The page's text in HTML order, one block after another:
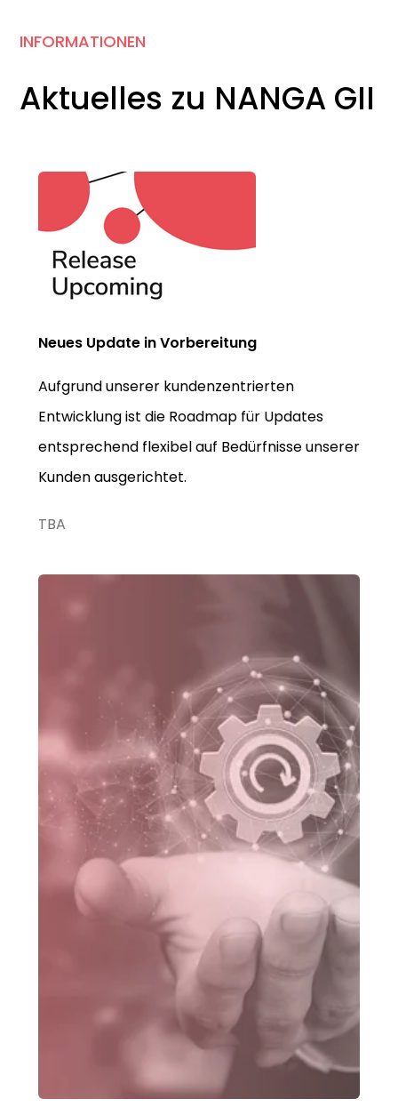
INFORMATIONEN
Aktuelles zu NANGA GII
Neues Update in Vorbereitung
Aufgrund unserer kundenzentrierten
Entwicklung ist die Roadmap für Updates
entsprechend flexibel auf Bedürfnisse unserer
Kunden ausgerichtet.
TBA